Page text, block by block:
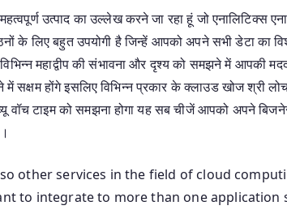
उत्पाद का उल्लेख करने जा रहा हूं जो एनालिटिक्स
के लिए बहुत उपयोगी है जिन्हें आपको अपने सभी डेटा का
महाद्वीप की संभावना और दृश्य को समझने में आपकी
होंगे इसलिए विभिन्न प्रकार के क्लाउड खोज श्री
वॉच टाइम को समझना होगा यह सब चीजें आपको अपने
other services in the field of cloud
to integrate to more than one application